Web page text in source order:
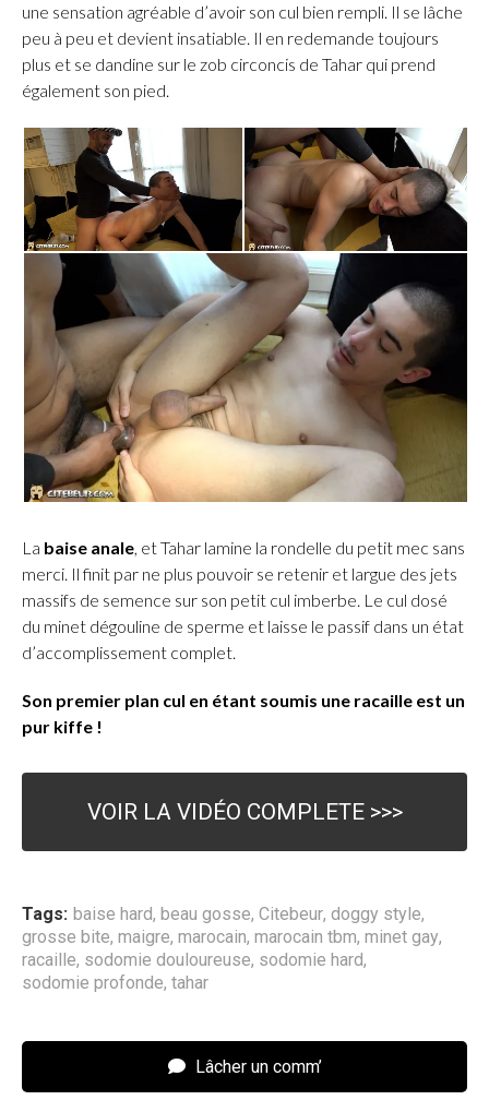
une sensation agréable d’avoir son cul bien rempli. Il se lâche
peu à peu et devient insatiable. Il en redemande toujours
plus et se dandine sur le zob circoncis de Tahar qui prend
également son pied.
La baise anale, et Tahar lamine la rondelle du petit mec sans
merci. Il finit par ne plus pouvoir se retenir et largue des jets
massifs de semence sur son petit cul imberbe. Le cul dosé
du minet dégouline de sperme et laisse le passif dans un état
d’accomplissement complet.
Son premier plan cul en étant soumis une racaille est un
pur kiffe !
VOIR LA VIDÉO COMPLETE >>>
Tags: baise hard, beau gosse, Citebeur, doggy style,
grosse bite, maigre, marocain, marocain tbm, minet gay,
racaille, sodomie douloureuse, sodomie hard,
sodomie profonde, tahar
Lâcher un comm’